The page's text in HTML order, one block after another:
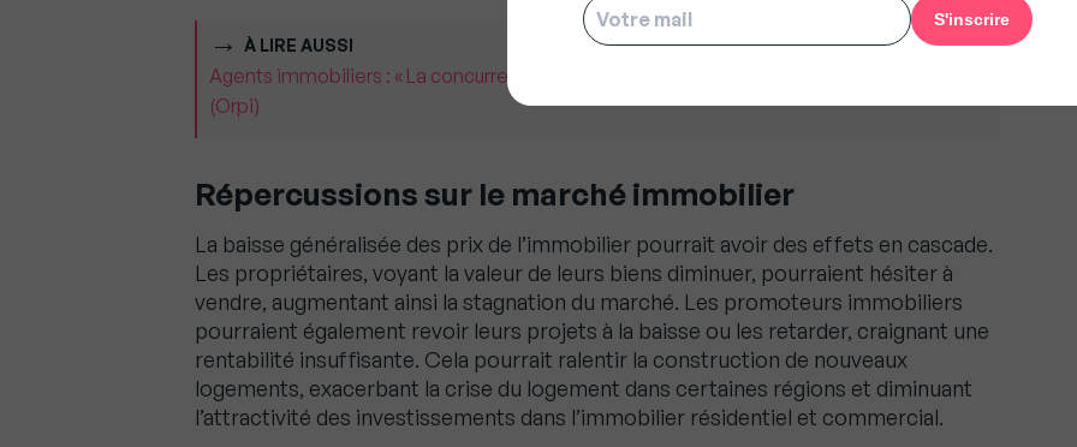
À LIRE AUSSI
Agents immobiliers : « La concurrence nous oblige à être meilleurs », Guillaume Martinaud
(Orpi)
Répercussions sur le marché immobilier
La baisse généralisée des prix de l’immobilier pourrait avoir des effets en cascade.
Les propriétaires, voyant la valeur de leurs biens diminuer, pourraient hésiter à
vendre, augmentant ainsi la stagnation du marché. Les promoteurs immobiliers
pourraient également revoir leurs projets à la baisse ou les retarder, craignant une
rentabilité insuffisante. Cela pourrait ralentir la construction de nouveaux
logements, exacerbant la crise du logement dans certaines régions et diminuant
l’attractivité des investissements dans l’immobilier résidentiel et commercial.